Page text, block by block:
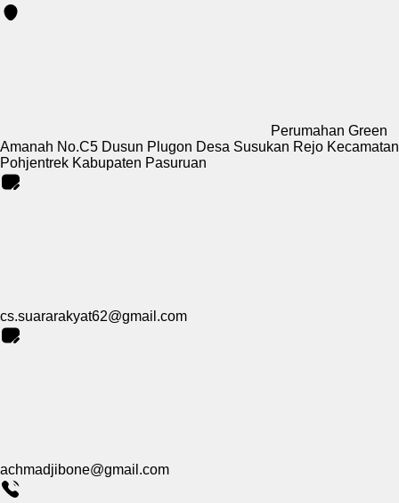
Perumahan Green
Amanah No.C5 Dusun Plugon Desa Susukan Rejo Kecamatan
Pohjentrek Kabupaten Pasuruan
cs.suararakyat62@gmail.com
achmadjibone@gmail.com